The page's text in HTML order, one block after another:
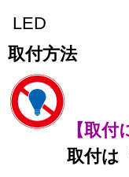
LED
取付方法
【取
取付は